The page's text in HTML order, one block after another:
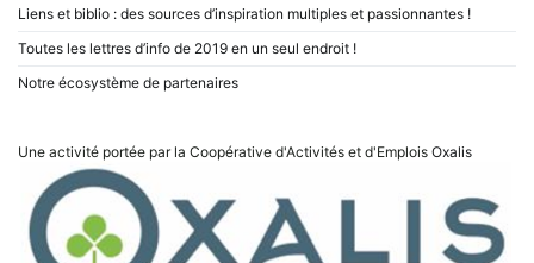
Liens et biblio : des sources d’inspiration multiples et passionnantes !
Toutes les lettres d’info de 2019 en un seul endroit !
Notre écosystème de partenaires
Une activité portée par la Coopérative d'Activités et d'Emplois Oxalis